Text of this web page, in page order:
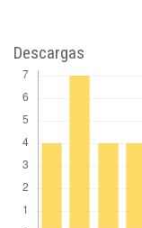
Descargas